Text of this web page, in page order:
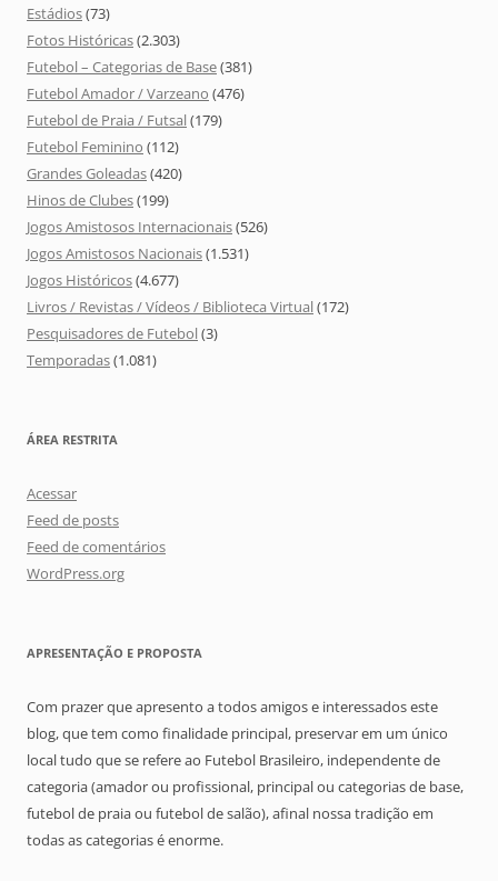
Estádios(73)
Fotos Históricas(2.303)
Futebol – Categorias de Base(381)
Futebol Amador / Varzeano (476)
Futebol de Praia / Futsal(179)
Futebol Feminino (112)
Grandes Goleadas(420)
Hinos de Clubes(199)
Jogos Amistosos Internacionais(526)
Jogos Amistosos Nacionais(1.531)
Jogos Históricos(4.677)
Livros / Revistas / Vídeos / Biblioteca Virtual(172)
Pesquisadores de Futebol(3)
Temporadas(1.081)
ÁREA RESTRITA
Acessar
Feed de posts
Feed de comentários
WordPress.org
APRESENTAÇÃO E PROPOSTA
Com prazer que apresento a todos amigos e interessados este
blog, que tem como finalidade principal, preservar em um único
local tudo que se refere ao Futebol Brasileiro, independente de
categoria (amador ou profissional, principal ou categorias de base,
futebol de praia ou futebol de salão), afinal nossa tradição em
todas as categorias é enorme.